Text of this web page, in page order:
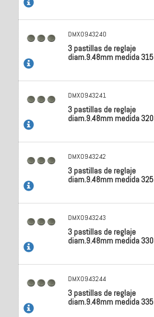
DMX0943240
3 pastillas de reglaje
diam.9.48mm medida 315
DMX0943241
3 pastillas de reglaje
diam.9.48mm medida 320
DMX0943242
3 pastillas de reglaje
diam.9.48mm medida 325
DMX0943243
3 pastillas de reglaje
diam.9.48mm medida 330
DMX0943244
3 pastillas de reglaje
diam.9.48mm medida 335